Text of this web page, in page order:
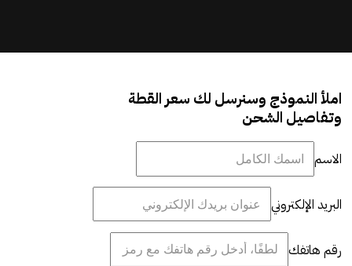
املأ النموذج وسنرسل لك سعر القطة
وتفاصيل الشحن
الاسم
البريد الإلكتروني
رقم هاتفك